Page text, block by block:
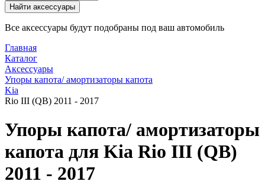
Найти аксессуары
Все аксессуары будут подобраны под ваш автомобиль
Главная
Каталог
Аксессуары
Упоры капота/ амортизаторы капота
Kia
Rio III (QB) 2011 - 2017
Упоры капота/ амортизаторы
капота для Kia Rio III (QB)
2011 - 2017